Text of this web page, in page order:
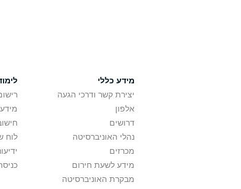
מידע כללי
יצירת קשר ודרכי הגעה
אלפון
דרושים
נהלי האוניברסיטה
מכרזים
מידע לשעת חירום
מבקרת האוניברסיטה
לוח